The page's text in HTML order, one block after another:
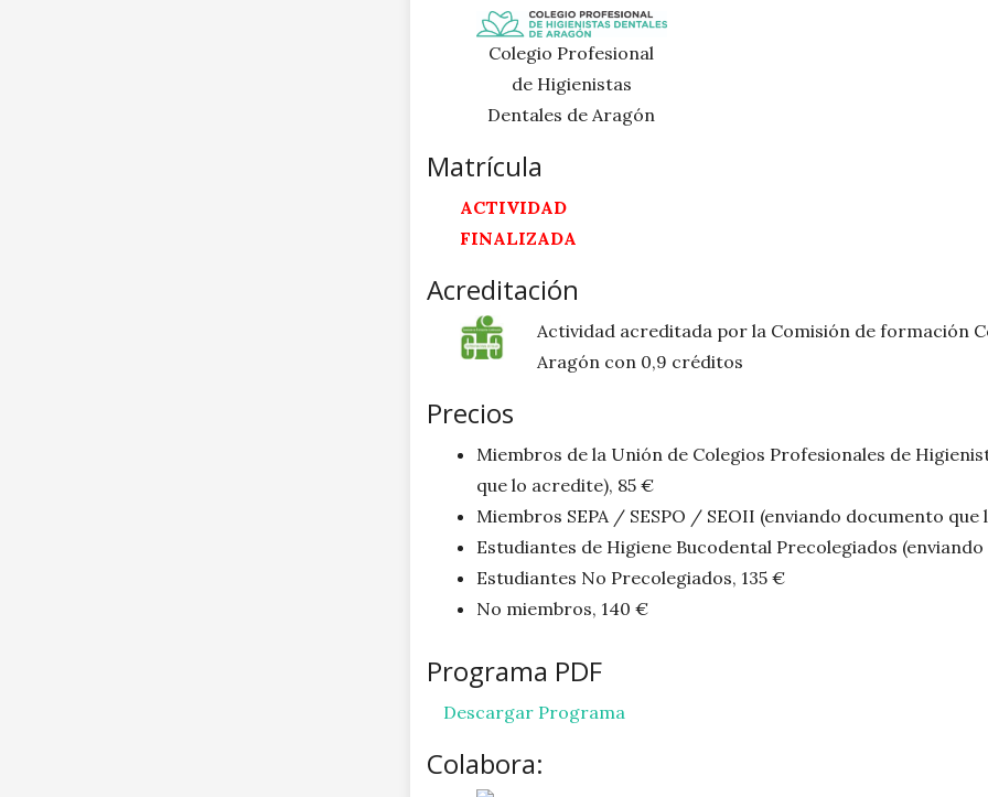
Colegio Profesional
de Higienistas
Dentales de Aragón
Matrícula
ACTIVIDAD
FINALIZADA
Acreditación
Actividad acreditada por la Comisión de formación
Aragón con 0,9 créditos
Precios
Miembros de la Unión de Colegios Profesionales de
que lo acredite), 85 €
Miembros SEPA / SESPO / SEOII (enviando documento
Estudiantes de Higiene Bucodental Precolegiados
Estudiantes No Precolegiados, 135 €
No miembros, 140 €
Programa PDF
Descargar Programa
Colabora: